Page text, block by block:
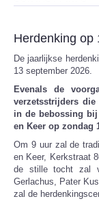
Herdenking op
De jaarlijkse
13 september 2026.
Evenals de
verzetsstrijders
in de bebossing bij
en Keer op zondag
Om 9 uur zal de
en Keer, Kerkstraat
de stille tocht zal
Gerlachus, Pater
zal de